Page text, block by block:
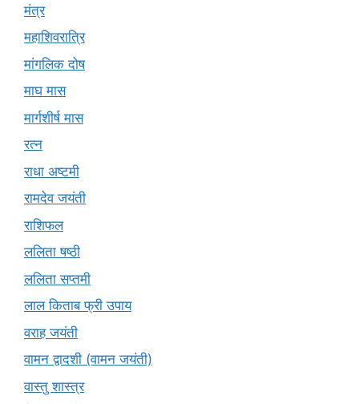
मंत्र
महाशिवरात्रि
मांगलिक दोष
माघ मास
मार्गशीर्ष मास
रत्न
राधा अष्टमी
रामदेव जयंती
राशिफल
ललिता षष्ठी
ललिता सप्तमी
लाल किताब फ्री उपाय
वराह जयंती
वामन द्वादशी (वामन जयंती)
वास्तु शास्त्र